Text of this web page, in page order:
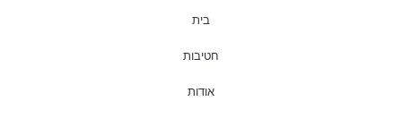
בית
חטיבות
אודות